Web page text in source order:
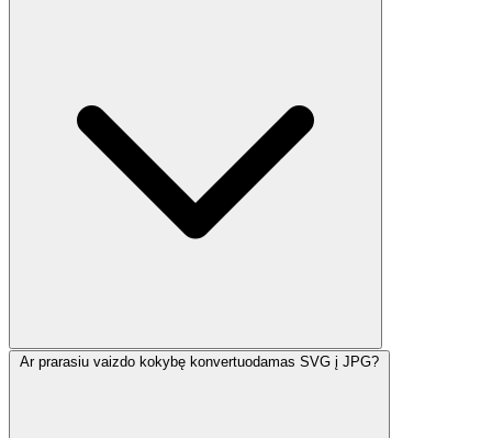
Ar prarasiu vaizdo kokybę konvertuodamas SVG į JPG?